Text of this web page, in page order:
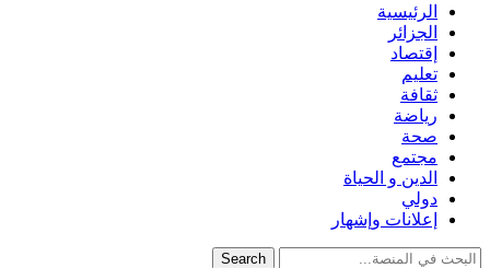
الرئيسية
الجزائر
إقتصاد
تعليم
ثقافة
رياضة
صحة
مجتمع
الدين و الحياة
دولي
إعلانات وإشهار
Search